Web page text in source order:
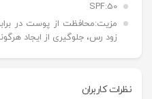
SPF:50
مزیت:محافظت از پوست در
زود رس، جلوگیری از ایجاد
نظرات کاربران